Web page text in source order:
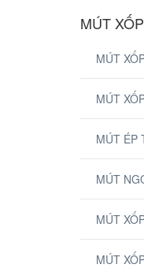
MÚT
MÚT
MÚT
MÚT ÉP
MÚT
MÚT
MÚT